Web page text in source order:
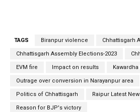
TAGS Biranpur violence Chhattisgarh
Chhattisgarh Assembly Elections-2023
EVM fire Impact on results
Outrage over conversion in Narayanpur area
Politics of Chhattisgarh Raipur Latest
Reason for BJP's victory